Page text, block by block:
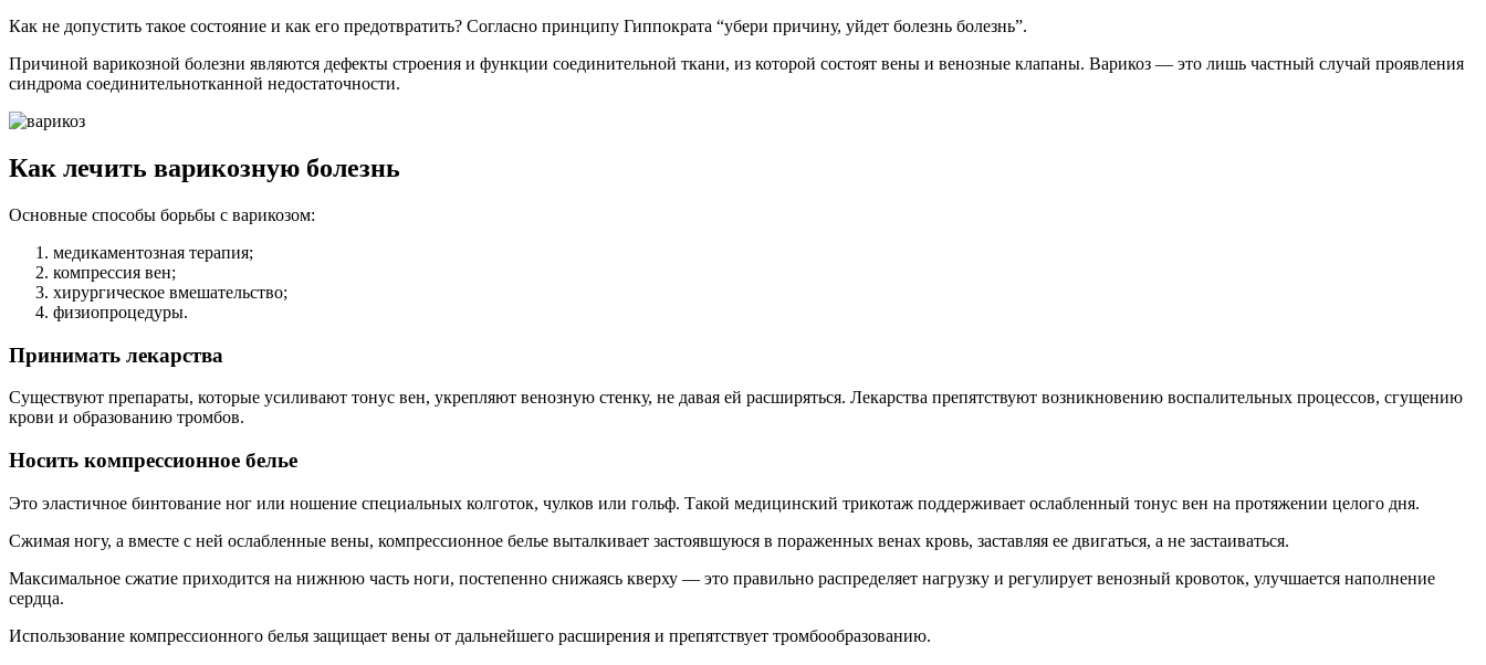
Как не допустить такое состояние и как его предотвратить? Согласно принципу Гиппократа “убери причину, уйдет болезнь болезнь”.
Причиной варикозной болезни являются дефекты строения и функции соединительной ткани, из которой состоят вены и венозные клапаны. Варикоз — это лишь частный случай проявления
синдрома соединительнотканной недостаточности.
Как лечить варикозную болезнь
Основные способы борьбы с варикозом:
медикаментозная терапия;
компрессия вен;
хирургическое вмешательство;
физиопроцедуры.
Принимать лекарства
Существуют препараты, которые усиливают тонус вен, укрепляют венозную стенку, не давая ей расширяться. Лекарства препятствуют возникновению воспалительных процессов, сгущению
крови и образованию тромбов.
Носить компрессионное белье
Это эластичное бинтование ног или ношение специальных колготок, чулков или гольф. Такой медицинский трикотаж поддерживает ослабленный тонус вен на протяжении целого дня.
Сжимая ногу, а вместе с ней ослабленные вены, компрессионное белье выталкивает застоявшуюся в пораженных венах кровь, заставляя ее двигаться, а не застаиваться.
Максимальное сжатие приходится на нижнюю часть ноги, постепенно снижаясь кверху — это правильно распределяет нагрузку и регулирует венозный кровоток, улучшается наполнение
сердца.
Использование компрессионного белья защищает вены от дальнейшего расширения и препятствует тромбообразованию.